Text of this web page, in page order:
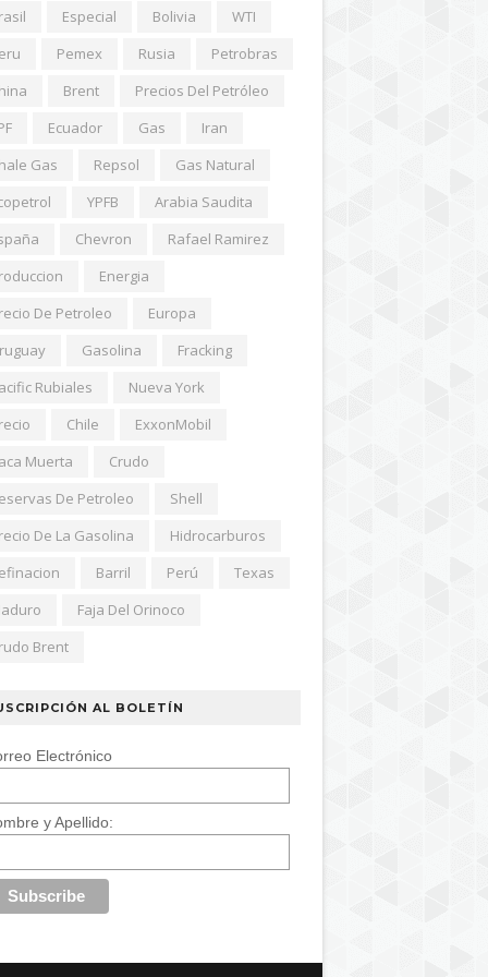
Especial Bolivia
WTI
Pemex Rusia
Petrobras
Brent
Precios Del Petróleo
Ecuador Gas
Iran
Gas
Repsol
Gas Natural
YPFB
Arabia Saudita
Chevron
Rafael Ramirez
Energia
De Petroleo
Europa
Gasolina
Fracking
Rubiales
Nueva York
Chile
ExxonMobil
Muerta
Crudo
De Petroleo
Shell
De La Gasolina
Hidrocarburos
Barril Perú
Texas
Faja Del Orinoco
Brent
AL BOLETÍN
Electrónico
y Apellido: